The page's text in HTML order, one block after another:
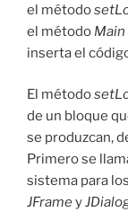
el método
el método Main
inserta el
El método
de un bloque
se produzcan,
Primero se
sistema para
JFramey